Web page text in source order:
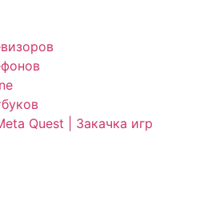
Quest | Закачка игр